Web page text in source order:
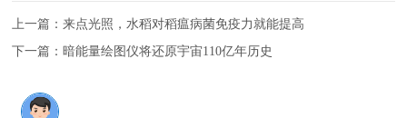
上一篇：来点光照，水稻对稻瘟病菌免疫力就能提高
下一篇： 暗能量绘图仪将还原宇宙110亿年历史